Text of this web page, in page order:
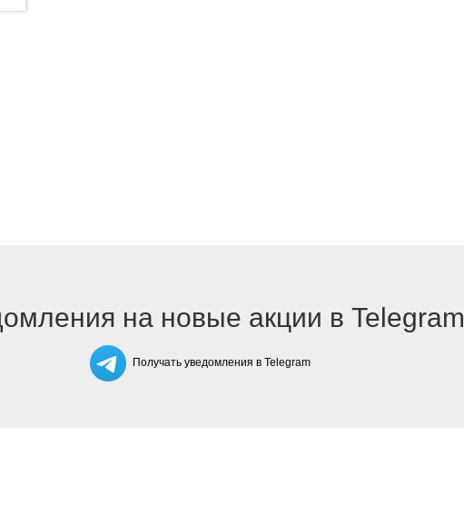
на новые акции в Telegram
Получать уведомления в Telegram